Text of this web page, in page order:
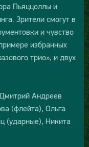
Пьяццоллы и
Зрители смогут в
и чувство
избранных
трио», и двух
Андреев
(флейта), Ольга
(ударные), Никита